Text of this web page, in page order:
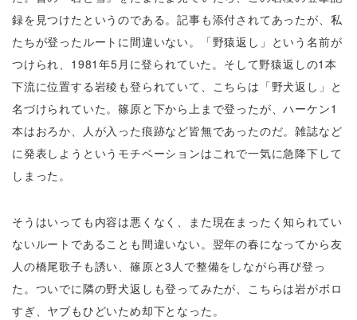
録を見つけたというのである。記事も添付されてあったが、私
たちが登ったルートに間違いない。「野猿返し」という名前が
つけられ、1981年5月に登られていた。そして野猿返しの1本
下流に位置する岩稜も登られていて、こちらは「野犬返し」と
名づけられていた。篠原と下から上まで登ったが、ハーケン1
本はおろか、人が入った痕跡など皆無であったのだ。雑誌など
に発表しようというモチベーションはこれで一気に急降下して
しまった。
そうはいっても内容は悪くなく、また現在まったく知られてい
ないルートであることも間違いない。翌年の春になってから友
人の橋尾歌子も誘い、篠原と3人で整備をしながら再び登っ
た。ついでに隣の野犬返しも登ってみたが、こちらは岩がボロ
すぎ、ヤブもひどいため却下となった。